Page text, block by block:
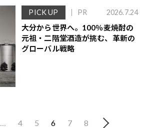
PICK UP PR 2026.7.24
大分から世界へ。100％麦焼酎の
元祖・二階堂酒造が挑む、革新の
グローバル戦略
… 4 5 6 7 8